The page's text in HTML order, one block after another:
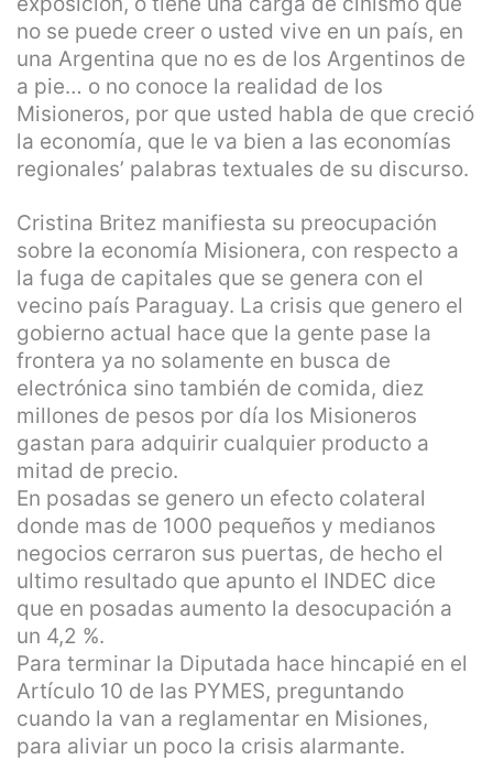
no se puede creer o usted vive en un país, en
una Argentina que no es de los Argentinos de
a pie… o no conoce la realidad de los
Misioneros, por que usted habla de que creció
la economía, que le va bien a las economías
regionales’ palabras textuales de su discurso.
Cristina Britez manifiesta su preocupación
sobre la economía Misionera, con respecto a
la fuga de capitales que se genera con el
vecino país Paraguay. La crisis que genero el
gobierno actual hace que la gente pase la
frontera ya no solamente en busca de
electrónica sino también de comida, diez
millones de pesos por día los Misioneros
gastan para adquirir cualquier producto a
mitad de precio.
En posadas se genero un efecto colateral
donde mas de 1000 pequeños y medianos
negocios cerraron sus puertas, de hecho el
ultimo resultado que apunto el INDEC dice
que en posadas aumento la desocupación a
un 4,2 %.
Para terminar la Diputada hace hincapié en el
Artículo 10 de las PYMES, preguntando
cuando la van a reglamentar en Misiones,
para aliviar un poco la crisis alarmante.